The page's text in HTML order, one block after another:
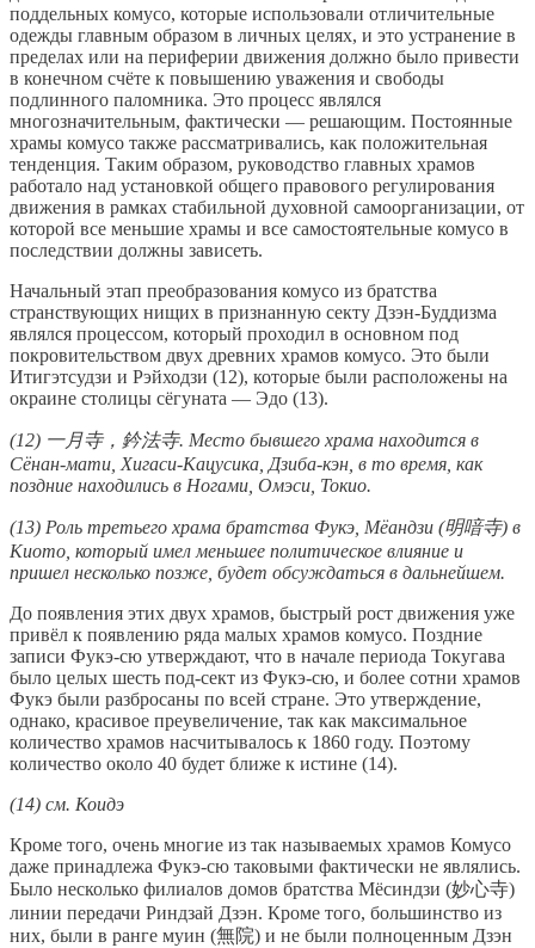
поддельных комусо, которые использовали отличительные
одежды главным образом в личных целях, и это устранение в
пределах или на периферии движения должно было привести
в конечном счёте к повышению уважения и свободы
подлинного паломника. Это процесс являлся
многозначительным, фактически — решающим. Постоянные
храмы комусо также рассматривались, как положительная
тенденция. Таким образом, руководство главных храмов
работало над установкой общего правового регулирования
движения в рамках стабильной духовной самоорганизации, от
которой все меньшие храмы и все самостоятельные комусо в
последствии должны зависеть.
Начальный этап преобразования комусо из братства
странствующих нищих в признанную секту Дзэн-Буддизма
являлся процессом, который проходил в основном под
покровительством двух древних храмов комусо. Это были
Итигэтсудзи и Рэйходзи (12), которые были расположены на
окраине столицы сёгуната — Эдо (13).
(12) 一月寺，鈐法寺. Место бывшего храма находится в
Сёнан-мати, Хигаси-Кацусика, Дзиба-кэн, в то время, как
поздние находились в Ногами, Омэси, Токио.
(13) Роль третьего храма братства Фукэ, Мёандзи (明喑寺) в
Киото, который имел меньшее политическое влияние и
пришел несколько позже, будет обсуждаться в дальнейшем.
До появления этих двух храмов, быстрый рост движения уже
привёл к появлению ряда малых храмов комусо. Поздние
записи Фукэ-сю утверждают, что в начале периода Токугава
было целых шесть под-сект из Фукэ-сю, и более сотни храмов
Фукэ были разбросаны по всей стране. Это утверждение,
однако, красивое преувеличение, так как максимальное
количество храмов насчитывалось к 1860 году. Поэтому
количество около 40 будет ближе к истине (14).
(14) см. Коидэ
Кроме того, очень многие из так называемых храмов Комусо
даже принадлежа Фукэ-сю таковыми фактически не являлись.
Было несколько филиалов домов братства Мёсиндзи (妙心寺)
линии передачи Риндзай Дзэн. Кроме того, большинство из
них, были в ранге муин (無院) и не были полноценным Дзэн